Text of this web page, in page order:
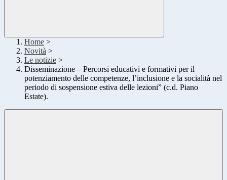
Home >
Novità >
Le notizie >
Disseminazione – Percorsi educativi e formativi per il
potenziamento delle competenze, l’inclusione e la socialità nel
periodo di sospensione estiva delle lezioni” (c.d. Piano
Estate).